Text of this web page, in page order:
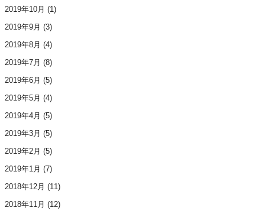
2019年10月 (1)
2019年9月 (3)
2019年8月 (4)
2019年7月 (8)
2019年6月 (5)
2019年5月 (4)
2019年4月 (5)
2019年3月 (5)
2019年2月 (5)
2019年1月 (7)
2018年12月 (11)
2018年11月 (12)